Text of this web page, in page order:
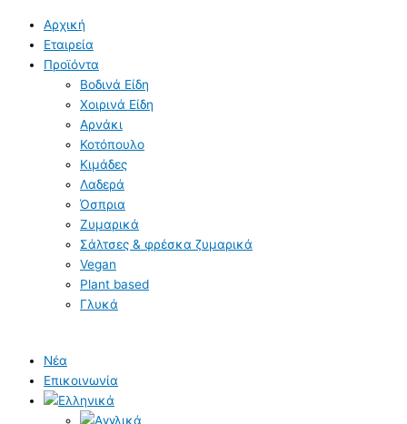
Αρχική
Εταιρεία
Προϊόντα
Βοδινά Είδη
Χοιρινά Είδη
Aρνάκι
Κοτόπουλο
Κιμάδες
Λαδερά
Όσπρια
Ζυμαρικά
Σάλτσες & φρέσκα ζυμαρικά
Vegan
Plant based
Γλυκά
Νέα
Επικοινωνία